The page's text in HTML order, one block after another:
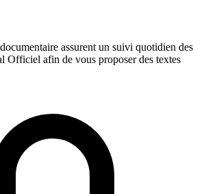
assurent un suivi quotidien des
Officiel afin de vous proposer des textes